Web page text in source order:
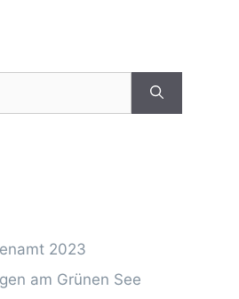
2023
am Grünen See